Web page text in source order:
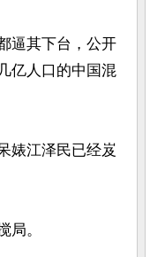
逼其下台，公开
亿人口的中国混
婊江泽民已经岌
局。